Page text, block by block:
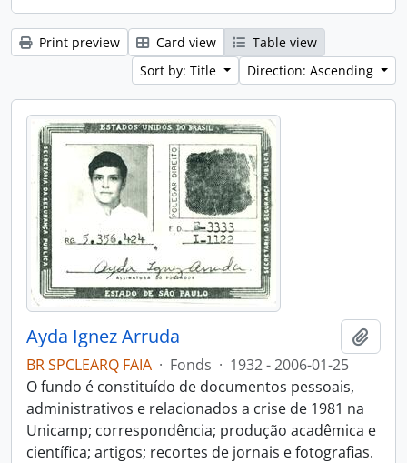
Print preview Card view
Table view
Sort by: Title
Direction: Ascending
Ayda Ignez Arruda
BR SPCLEARQ FAIA · Fonds · 1932 - 2006-01-25
O fundo é constituído de documentos pessoais,
administrativos e relacionados a crise de 1981 na
Unicamp; correspondência; produção acadêmica e
científica; artigos; recortes de jornais e fotografias.